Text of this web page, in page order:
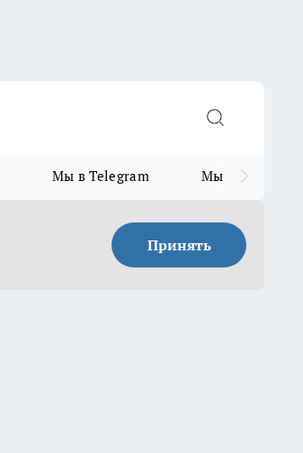
Мы в Telegram Мы в MAX
Принять